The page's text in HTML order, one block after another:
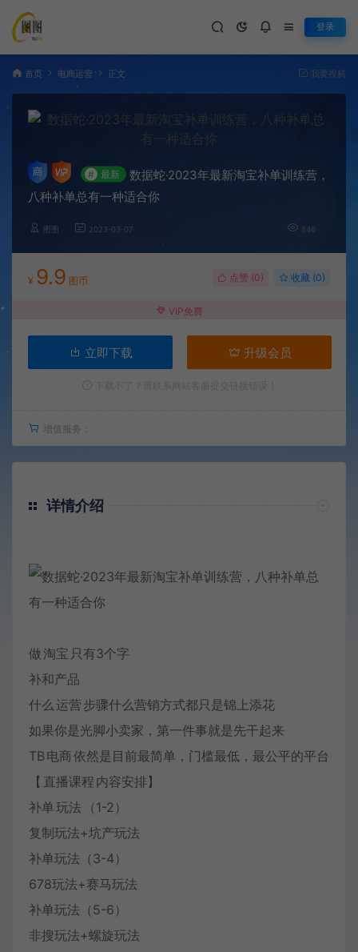
登录
首页 电商运营 正文 我要投稿
# 最新
数据蛇·2023年最新淘宝补单训练营，
八种补单总有一种适合你
图图 2023-03-07 846
¥ 9.9 图币 点赞 (0) 收藏 (0)
VIP免费
立即下载 升级会员
增值服务：
详情介绍
做淘宝 只有3个字
补和产品
什么运营 步骤什么营销方式都只是锦上添花
如果你是光脚小卖家，第一件事就是先干起来
TB电商依然是目前最简单，门槛最低，最公平的平台
【 直播课程 内容安排】
补单玩法
（1-2）
复制玩法+坑产玩法
补单玩法（3-4）
678玩法+赛马玩法
补单玩法（5-6）
非搜玩法+螺旋玩法